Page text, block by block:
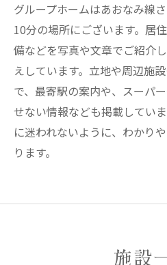
グループホームはあおなみ線
10分の場所にございます。居
備などを写真や文章でご紹介
えしています。立地や周辺施
で、最寄駅の案内や、スーパ
せない情報なども掲載してい
に迷われないように、わかり
ります。
施設